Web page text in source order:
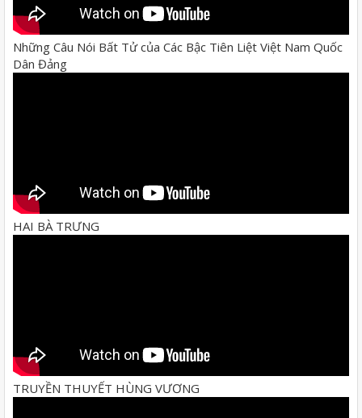
Những Câu Nói Bất Tử của Các Bậc Tiên Liệt Việt Nam Quốc
Dân Đảng
HAI BÀ TRƯNG
TRUYỀN THUYẾT HÙNG VƯƠNG